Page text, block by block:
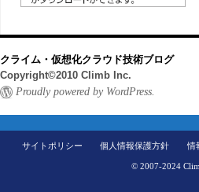
クライム・仮想化クラウド技術ブログ
Copyright©2010 Climb Inc.
Proudly powered by WordPress.
サイトポリシー 個人情報保護方針 情
© 2007-2024